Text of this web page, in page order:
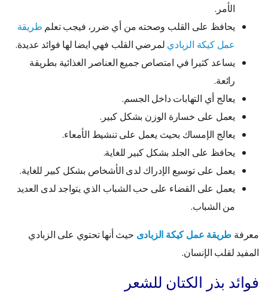
الأمر.
يحافظ على القلب وصحته من أي ضرر، فيجب تعلم طريقة
عمل كيكة الزبادي لمرضي القلب فهي ايضا لها فوائد عديدة.
يساعد كثيرا في امتصاص جميع العناصر الغذائية بطريقة
رائعة.
يعالج أي التهابات داخل الجسم.
يعمل على خسارة الوزن بشكل كبير.
يعالج الإمساك بحيث يعمل على تنشيط الأمعاء.
يحافظ على الجلد بشكل كبير للغاية.
يعمل على توسيع الإدراك لدى الأشخاص بشكل كبير للغاية.
يعمل على القضاء على حب الشباب الذي يتواجد لدى العديد
من الشباب.
معرفة طريقة عمل كيكة الزبادى حيث أنها تحتوي على الزبادي
المفيد لقلب الإنسان.
فوائد بذر الكتان للشعر